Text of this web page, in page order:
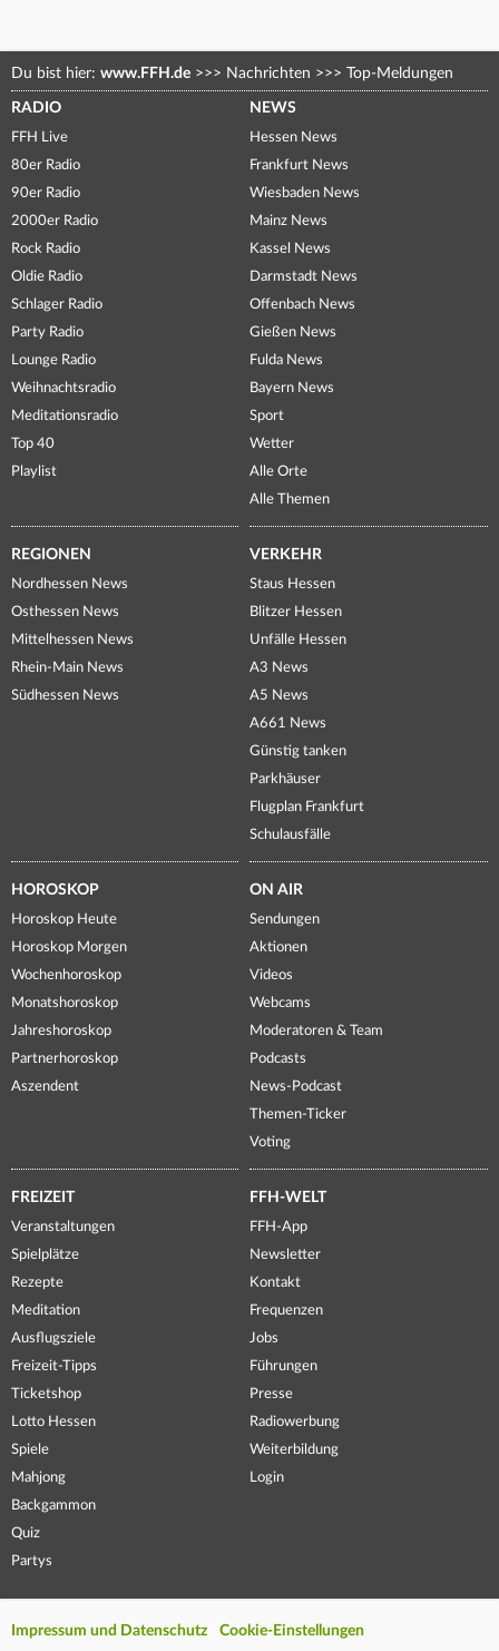
Du bist hier: www.FFH.de >>> Nachrichten >>> Top-Meldungen
RADIO
FFH Live
80er Radio
90er Radio
2000er Radio
Rock Radio
Oldie Radio
Schlager Radio
Party Radio
Lounge Radio
Weihnachtsradio
Meditationsradio
Top 40
Playlist
NEWS
Hessen News
Frankfurt News
Wiesbaden News
Mainz News
Kassel News
Darmstadt News
Offenbach News
Gießen News
Fulda News
Bayern News
Sport
Wetter
Alle Orte
Alle Themen
REGIONEN
Nordhessen News
Osthessen News
Mittelhessen News
Rhein-Main News
Südhessen News
VERKEHR
Staus Hessen
Blitzer Hessen
Unfälle Hessen
A3 News
A5 News
A661 News
Günstig tanken
Parkhäuser
Flugplan Frankfurt
Schulausfälle
HOROSKOP
Horoskop Heute
Horoskop Morgen
Wochenhoroskop
Monatshoroskop
Jahreshoroskop
Partnerhoroskop
Aszendent
ON AIR
Sendungen
Aktionen
Videos
Webcams
Moderatoren & Team
Podcasts
News-Podcast
Themen-Ticker
Voting
FREIZEIT
Veranstaltungen
Spielplätze
Rezepte
Meditation
Ausflugsziele
Freizeit-Tipps
Ticketshop
Lotto Hessen
Spiele
Mahjong
Backgammon
Quiz
Partys
FFH-WELT
FFH-App
Newsletter
Kontakt
Frequenzen
Jobs
Führungen
Presse
Radiowerbung
Weiterbildung
Login
Impressum und Datenschutz Cookie-Einstellungen